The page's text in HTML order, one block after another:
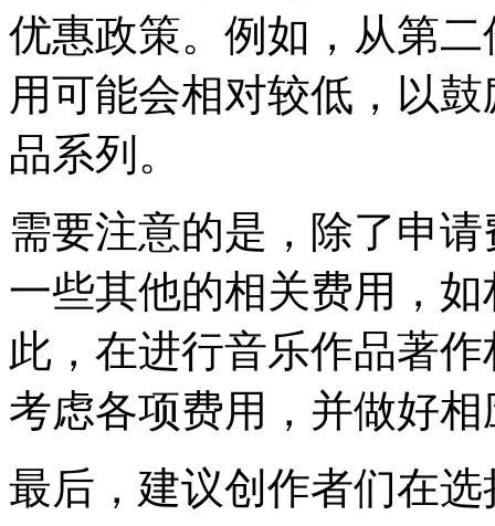
优惠政策。例如，从第
用可能会相对较低，以
品系列。
需要注意的是，除了申
一些其他的相关费用，
此，在进行音乐作品著
考虑各项费用，并做好
最后，建议创作者们在